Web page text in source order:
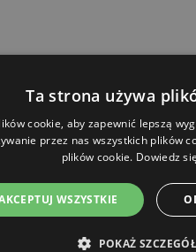
Ta strona używa
cookie, aby zapewnić lepszą
przez nas wszystkich plików
plików cookie. Dowiedz
WSZYSTKIE
POKAŻ